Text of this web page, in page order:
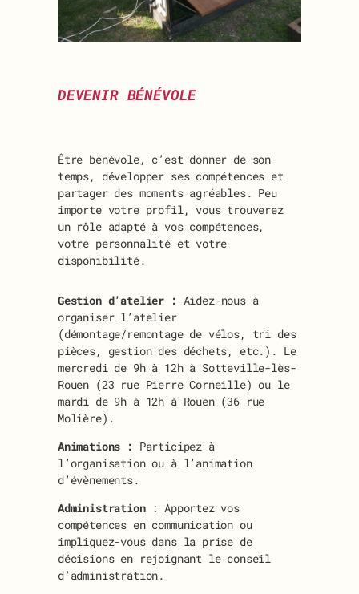
DEVENIR BÉNÉVOLE
Être bénévole, c’est donner de son
temps, développer ses compétences et
partager des moments agréables. Peu
importe votre profil, vous trouverez
un rôle adapté à vos compétences,
votre personnalité et votre
disponibilité.
Gestion d’atelier : Aidez-nous à
organiser l’atelier
(démontage/remontage de vélos, tri des
pièces, gestion des déchets, etc.). Le
mercredi de 9h à 12h à Sotteville-lès-
Rouen (23 rue Pierre Corneille) ou le
mardi de 9h à 12h à Rouen (36 rue
Molière).
Animations : Participez à
l’organisation ou à l’animation
d’évènements.
Administration: Apportez vos
compétences en communication ou
impliquez-vous dans la prise de
décisions en rejoignant le conseil
d’administration.